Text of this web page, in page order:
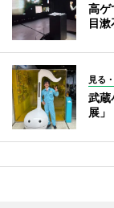
高
目
見る
武蔵
展